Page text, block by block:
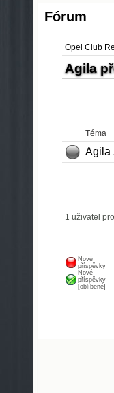
Fórum
Opel Club
Agila
Téma
Agila
1 uživatel
Nové
příspěvky
Nové
příspěvky
[oblíbené]